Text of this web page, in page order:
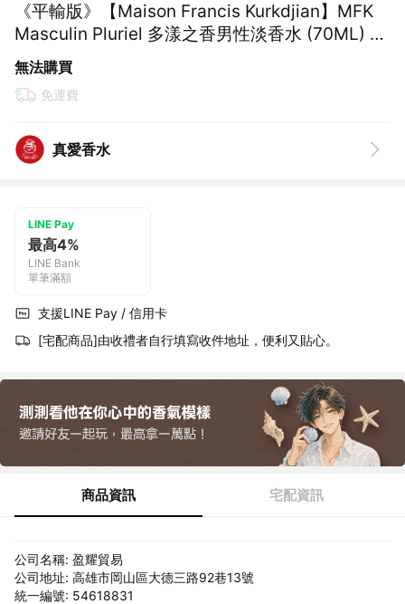
《平輸版》【Maison Francis Kurkdjian】MFK
Masculin Pluriel 多漾之香男性淡香水 (70ML) 沙
龍香
無法購買
免運費
真愛香水
LINE Pay
最高4%
LINE Bank
單筆滿額
支援LINE Pay / 信用卡
[宅配商品]由收禮者自行填寫收件地址，便利又貼心。
商品資訊 宅配資訊
公司名稱: 盈耀貿易
公司地址: 高雄市岡山區大德三路92巷13號
統一編號: 54618831